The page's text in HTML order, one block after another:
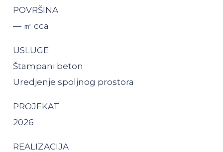
POVRŠINA
— ㎡ cca
USLUGE
Štampani beton
Uredjenje spoljnog prostora
PROJEKAT
2026
REALIZACIJA